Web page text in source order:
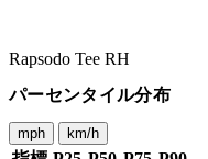
Rapsodo Tee RH
パーセンタイル分布
mph km/h